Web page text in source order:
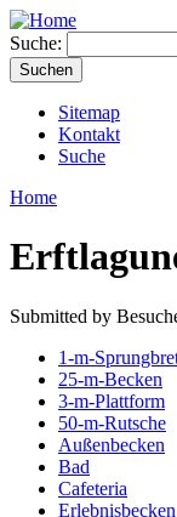
Suche:
Sitemap
Kontakt
Suche
Home
Submitted by
1-m-
25-m-Becken
3-m-Plattform
50-m-Rutsche
Außenbecken
Bad
Cafeteria
Erlebnisbecken